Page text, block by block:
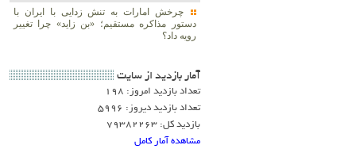
چرخش امارات به تنش زدایی با ایران با
دستور مذاکره مستقیم؛ «بن زاید» چرا تغییر
رویه داد؟
آمار بازديد از سايت
تعداد بازدید امروز: 198
تعداد بازدید دیروز: 5996
بازدید کل: 79382263
مشاهده آمار کامل